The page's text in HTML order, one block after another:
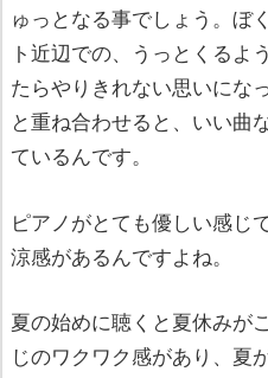
ゅっとなる事でしょう。ぼ
ト近辺での、うっとくるよ
たらやりきれない思いにな
と重ね合わせると、いい曲
ているんです。
ピアノがとても優しい感じ
涼感があるんですよね。
夏の始めに聴くと夏休みが
じのワクワク感があり、夏